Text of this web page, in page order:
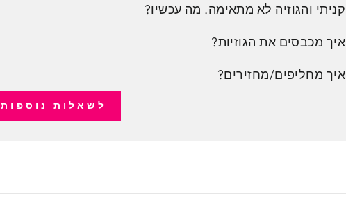
קניתי והגוזיה לא מתאימה. מה עכשיו?
איך מכבסים את הגוזיות?
איך מחליפים/מחזירים?
לשאלות נוספות